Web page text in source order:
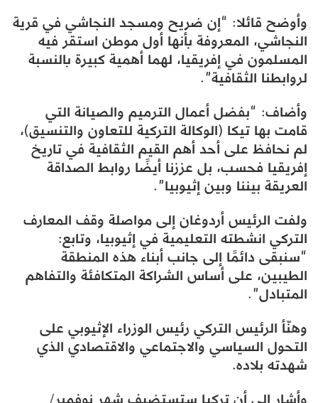
وأوضح قائلا: “إن ضريح ومسجد النجاشي في قرية
النجاشي، المعروفة بأنها أول موطن استقر فيه
المسلمون في إفريقيا، لهما أهمية كبيرة بالنسبة
لروابطنا الثقافية”.
وأضاف: “بفضل أعمال الترميم والصيانة التي
قامت بها تيكا (الوكالة التركية للتعاون والتنسيق)،
لم نحافظ على أحد أهم القيم الثقافية في تاريخ
إفريقيا فحسب، بل عززنا أيضًا روابط الصداقة
العريقة بيننا وبين إثيوبيا”.
ولفت الرئيس أردوغان إلى مواصلة وقف المعارف
التركي انشطته التعليمية في إثيوبيا، وتابع:
“سنبقى دائمًا إلى جانب أبناء هذه المنطقة
الطيبين، على أساس الشراكة المتكافئة والتفاهم
المتبادل”.
وهنّأ الرئيس التركي رئيس الوزراء الإثيوبي على
التحول السياسي والاجتماعي والاقتصادي الذي
شهدته بلاده.